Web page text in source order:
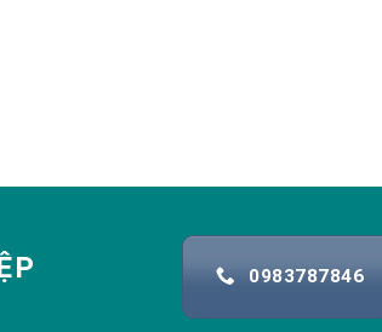
0983787846